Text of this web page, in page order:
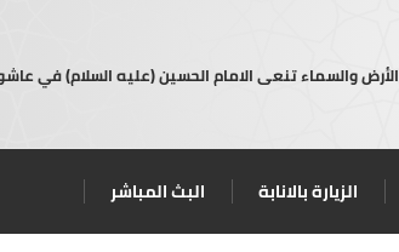
الأرض والسماء تنعى الامام الحسين (عليه السلام) في
الزيارة بالانابة البث المباشر